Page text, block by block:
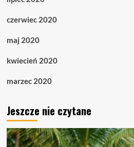
czerwiec 2020
maj 2020
kwiecień 2020
marzec 2020
Jeszcze nie czytane